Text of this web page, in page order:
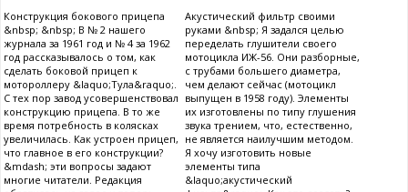
Конструкция бокового прицепа
&nbsp; &nbsp; В № 2 нашего
журнала за 1961 год и № 4 за 1962
год рассказывалось о том, как
сделать боковой прицеп к
мотороллеру &laquo;Тула&raquo;.
С тех пор завод усовершенствовал
конструкцию прицепа. В то же
время потребность в колясках
увеличилась. Как устроен прицеп,
что главное в его конструкции?
&mdash; эти вопросы задают
многие читатели. Редакция
Акустический фильтр своими
руками &nbsp; Я задался целью
переделать глушители своего
мотоцикла ИЖ-56. Они разборные,
с трубами большего диаметра,
чем делают сейчас (мотоцикл
выпущен в 1958 году). Элементы
их изготовлены по типу глушения
звука трением, что, естественно,
не является наилучшим методом.
Я хочу изготовить новые
элементы типа
&laquo;акустический